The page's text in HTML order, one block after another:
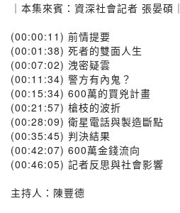
｜本集來賓：資深社會記者 張晏碩｜
(00:00:11) 前情提要
(00:01:38) 死者的雙面人生
(00:07:02) 洩密疑雲
(00:11:34) 警方有內鬼？
(00:15:34) 600萬的買兇計畫
(00:21:57) 槍枝的波折
(00:28:09) 衛星電話與製造斷點
(00:35:45) 判決結果
(00:42:07) 600萬金錢流向
(00:46:05) 記者反思與社會影響
主持人：陳豐德